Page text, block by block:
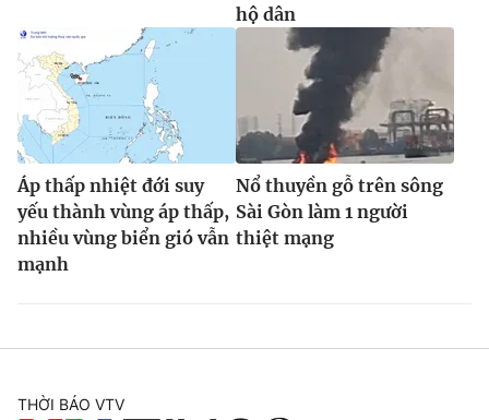
hộ dân
Áp thấp nhiệt đới suy
yếu thành vùng áp thấp,
nhiều vùng biển gió vẫn
mạnh
Nổ thuyền gỗ trên sông
Sài Gòn làm 1 người
thiệt mạng
THỜI BÁO VTV